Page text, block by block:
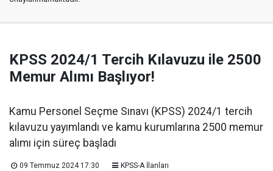
KPSS 2024/1 Tercih Kılavuzu ile 2500
Memur Alımı Başlıyor!
Kamu Personel Seçme Sınavı (KPSS) 2024/1 tercih
kılavuzu yayımlandı ve kamu kurumlarına 2500 memur
alımı için süreç başladı
09 Temmuz 2024 17:30 KPSS-A İlanları